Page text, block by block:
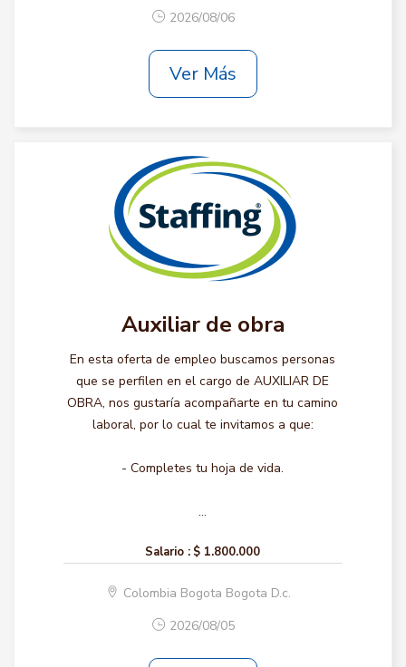
2026/08/06
Ver Más
Auxiliar de obra
En esta oferta de empleo buscamos personas
que se perfilen en el cargo de AUXILIAR DE
OBRA, nos gustaría acompañarte en tu camino
laboral, por lo cual te invitamos a que:
- Completes tu hoja de vida.
...
Salario : $ 1.800.000
Colombia Bogota Bogota D.c.
2026/08/05